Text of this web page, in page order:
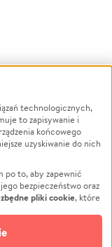
Powódź
Wichura
NGO
Edukacja
Podróż
Impreza
środowiska
technologicznych,
to zapisywanie i
końcowego
uzyskiwanie do nich
to, aby zapewnić
bezpieczeństwo oraz
pliki cookie, które
Możesz wyrazić